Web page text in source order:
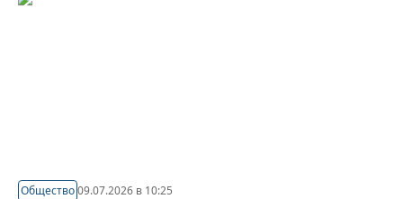
Общество09.07.2026 в 10:25